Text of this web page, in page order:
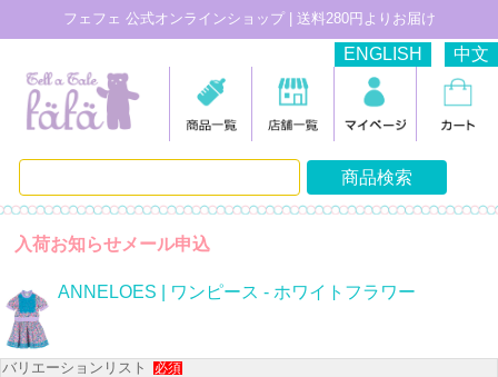
フェフェ 公式オンラインショップ | 送料280円よりお届け
ENGLISH 中文
入荷お知らせメール申込
ANNELOES | ワンピース - ホワイトフラワー
バリエーションリスト 必須